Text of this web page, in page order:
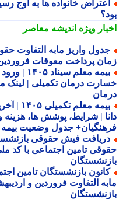
خانواده ها به اوج
ویژهاندیشه معاصر
پرداخت معوقات فروردین و
بیمه معلم
درمان تکمیلی | لینک
بیمه معلم
| شرایط، پوشش ها، هزینه و
جدول وضعیت بیمه معلم
تامین اجتماعی با کد ملی
بازنشستگان تامین